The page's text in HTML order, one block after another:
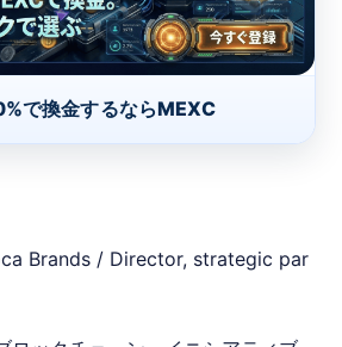
で換金するならMEXC
Brands / Director, strategic par